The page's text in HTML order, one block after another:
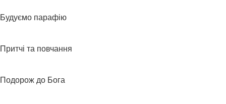
Будуємо парафію
Притчі та повчання
Подорож до Бога